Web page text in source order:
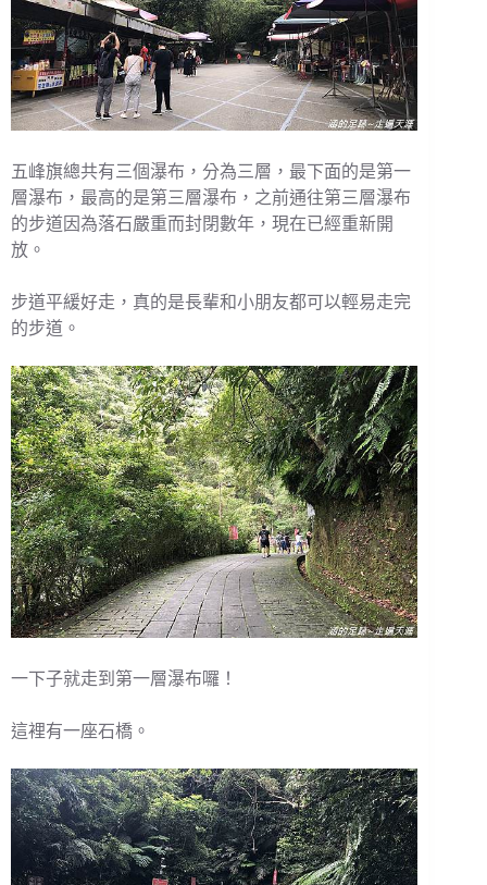
五峰旗總共有三個瀑布，分為三層，最下面的是第一
層瀑布，最高的是第三層瀑布，之前通往第三層瀑布
的步道因為落石嚴重而封閉數年，現在已經重新開
放。
步道平緩好走，真的是長輩和小朋友都可以輕易走完
的步道。
一下子就走到第一層瀑布囉！
這裡有一座石橋。